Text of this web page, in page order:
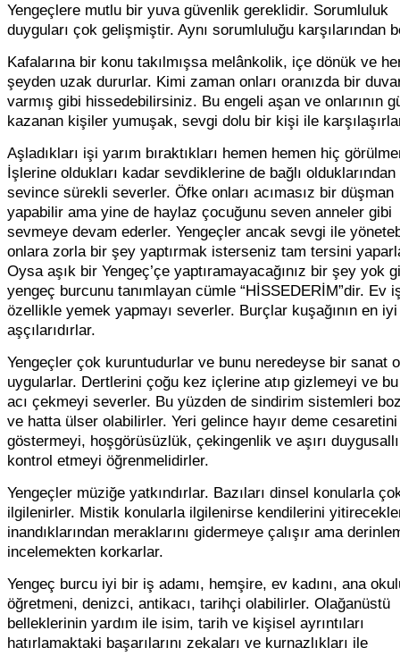
Yengeçlere mutlu bir yuva güvenlik gereklidir. Sorumluluk
duyguları çok gelişmiştir. Aynı sorumluluğu karşılarından
Kafalarına bir konu takılmışsa melânkolik, içe dönük ve
şeyden uzak dururlar. Kimi zaman onları oranızda bir
varmış gibi hissedebilirsiniz. Bu engeli aşan ve onlarının
kazanan kişiler yumuşak, sevgi dolu bir kişi ile
Aşladıkları işi yarım bıraktıkları hemen hemen hiç
İşlerine oldukları kadar sevdiklerine de bağlı
sevince sürekli severler. Öfke onları acımasız bir düşman
yapabilir ama yine de haylaz çocuğunu seven anneler gibi
sevmeye devam ederler. Yengeçler ancak sevgi ile
onlara zorla bir şey yaptırmak isterseniz tam tersini
Oysa aşık bir Yengeç’çe yaptıramayacağınız bir şey yok
yengeç burcunu tanımlayan cümle “HİSSEDERİM”dir. Ev
özellikle yemek yapmayı severler. Burçlar kuşağının en iyi
aşçılarıdırlar.
Yengeçler çok kuruntudurlar ve bunu neredeyse bir sanat
uygularlar. Dertlerini çoğu kez içlerine atıp gizlemeyi ve
acı çekmeyi severler. Bu yüzden de sindirim sistemleri
ve hatta ülser olabilirler. Yeri gelince hayır deme cesaretini
göstermeyi, hoşgörüsüzlük, çekingenlik ve aşırı
kontrol etmeyi öğrenmelidirler.
Yengeçler müziğe yatkındırlar. Bazıları dinsel konularla
ilgilenirler. Mistik konularla ilgilenirse kendilerini
inandıklarından meraklarını gidermeye çalışır ama
incelemekten korkarlar.
Yengeç burcu iyi bir iş adamı, hemşire, ev kadını, ana
öğretmeni, denizci, antikacı, tarihçi olabilirler. Olağanüstü
belleklerinin yardım ile isim, tarih ve kişisel ayrıntıları
hatırlamaktaki başarılarını zekaları ve kurnazlıkları ile